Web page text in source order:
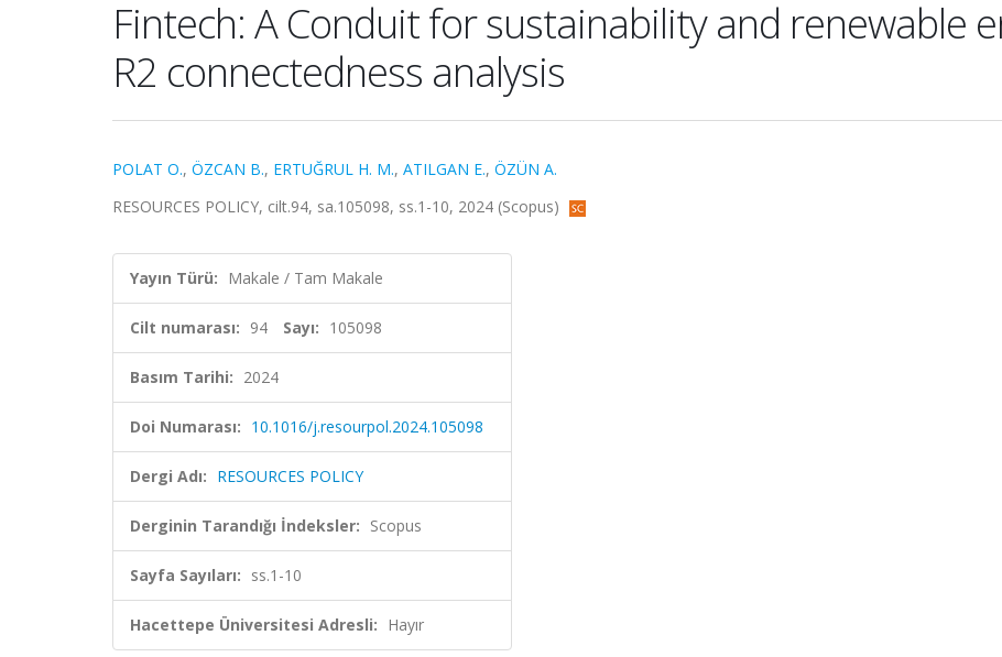
Fintech: A Conduit for sustainability and renewable
R2 connectedness analysis
POLAT O., ÖZCAN B., ERTUĞRUL H. M., ATILGAN E., ÖZÜN A.
RESOURCES POLICY, cilt.94, sa.105098, ss.1-10, 2024 (Scopus)
Yayın Türü: Makale / Tam Makale
Cilt numarası: 94 Sayı: 105098
Basım Tarihi: 2024
Doi Numarası: 10.1016/j.resourpol.2024.105098
Dergi Adı: RESOURCES POLICY
Derginin Tarandığı İndeksler: Scopus
Sayfa Sayıları: ss.1-10
Hacettepe Üniversitesi Adresli: Hayır